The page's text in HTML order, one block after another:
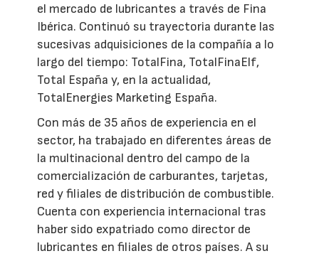
el mercado de lubricantes a través de Fina
Ibérica. Continuó su trayectoria durante las
sucesivas adquisiciones de la compañía a lo
largo del tiempo: TotalFina, TotalFinaElf,
Total España y, en la actualidad,
TotalEnergies Marketing España.
Con más de 35 años de experiencia en el
sector, ha trabajado en diferentes áreas de
la multinacional dentro del campo de la
comercialización de carburantes, tarjetas,
red y filiales de distribución de combustible.
Cuenta con experiencia internacional tras
haber sido expatriado como director de
lubricantes en filiales de otros países. A su